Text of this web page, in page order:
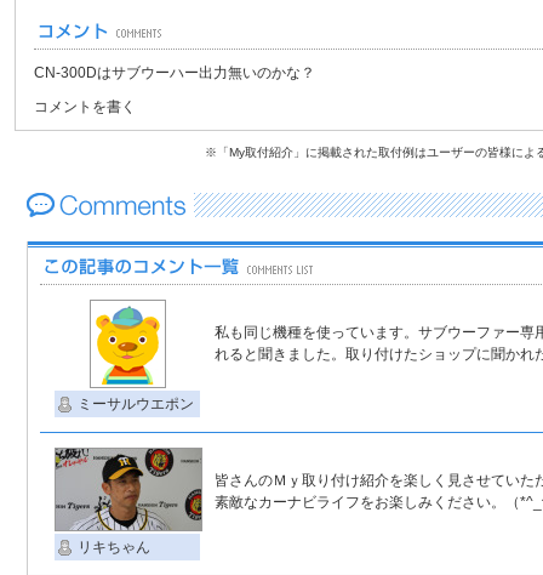
CN-300Dはサブウーハー出力無いのかな？
コメントを書く
※「My取付紹介」に掲載された取付例はユーザーの皆様によ
ミーサルウエポン
私も同じ機種を使っています。サブウーファー
れると聞きました。取り付けたショップに聞かれ
リキちゃん
皆さんのＭｙ取り付け紹介を楽しく見させていた
素敵なカーナビライフをお楽しみください。（